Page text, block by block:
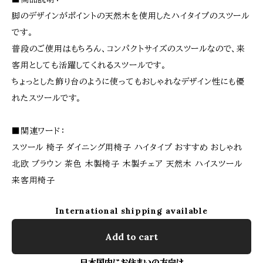
脚のデザインがポイントの天然木を使用したハイタイプのスツール
です。
普段のご使用はもちろん、コンパクトサイズのスツールなので、来
客用としても活躍してくれるスツールです。
ちょっとした飾り台のように使ってもおしゃれなデザイン性にも優
れたスツールです。
■関連ワード：
スツール 椅子 ダイニング用椅子 ハイタイプ おすすめ おしゃれ
北欧 ブラウン 茶色 木製椅子 木製チェア 天然木 ハイスツール
来客用椅子
International shipping available
Add to cart